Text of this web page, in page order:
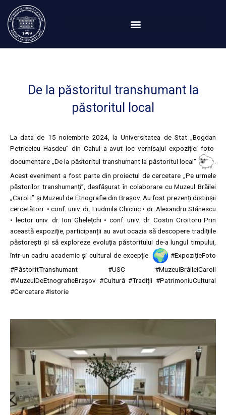
Перейти
содержимому
De la păstoritul transhumant la
păstoritul local
La data de 15 noiembrie 2024, la Universitatea de Stat „Bogdan
Petriceicu Hasdeu” din Cahul a avut loc vernisajul expoziției foto-
documentare „De la păstoritul transhumant la păstoritul local”
Acest eveniment a fost parte din proiectul de cercetare „Pe urmele
păstorilor transhumanți”, desfășurat în colaborare cu Muzeul Brăilei
„Carol I” și Muzeul de Etnografie din Brașov. Au fost prezenți distinșii
cercetători: • conf. univ. dr. Liudmila Chiciuc • dr. Alexandru Stănescu
• lector univ. dr. Ion Ghelețchi • conf. univ. dr. Costin Croitoru Prin
această expoziție, participanții au avut ocazia să descopere tradițiile
păstorești și să exploreze evoluția păstoritului de-a lungul timpului,
într-un cadru academic și cultural de excepție.
#ExpozițieFoto
#PăstoritTranshumant #USC #MuzeulBrăileiCarolI
#MuzeulDeEtnografieBrașov #Cultură #Tradiții #PatrimoniuCultural
#Cercetare #Istorie